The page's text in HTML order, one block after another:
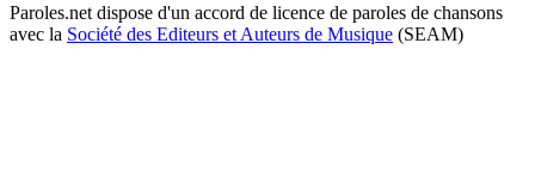
Paroles.net dispose d'un accord de licence de paroles de chansons
avec la Société des Editeurs et Auteurs de Musique (SEAM)